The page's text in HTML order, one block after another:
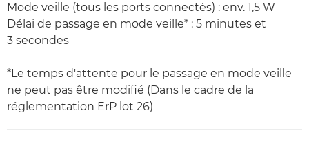
Mode veille (tous les ports connectés) : env. 1,5 W
Délai de passage en mode veille* : 5 minutes et
3 secondes
*Le temps d'attente pour le passage en mode veille
ne peut pas être modifié (Dans le cadre de la
réglementation ErP lot 26)